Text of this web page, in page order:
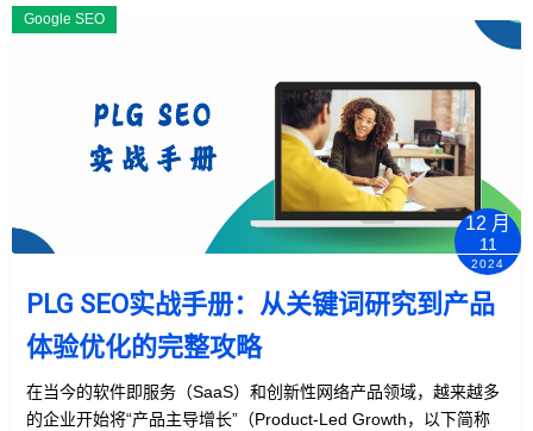
Google SEO
12 月
11
2024
PLG SEO实战手册：从关键词研究到产品
体验优化的完整攻略
在当今的软件即服务（SaaS）和创新性网络产品领域，越来越多
的企业开始将“产品主导增长”（Product-Led Growth，以下简称